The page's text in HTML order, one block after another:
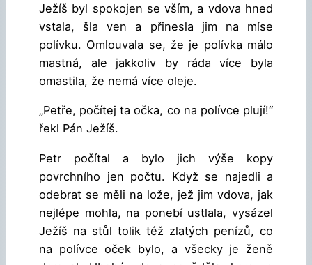
Ježíš byl spokojen se vším, a vdova hned
vstala, šla ven a přinesla jim na míse
polívku. Omlouvala se, že je polívka málo
mastná, ale jakkoliv by ráda více byla
omastila, že nemá více oleje.
„Petře, počítej ta očka, co na polívce plují!“
řekl Pán Ježíš.
Petr počítal a bylo jich výše kopy
povrchního jen počtu. Když se najedli a
odebrat se měli na lože, jež jim vdova, jak
nejlépe mohla, na ponebí ustlala, vysázel
Ježíš na stůl tolik též zlatých penízů, co
na polívce oček bylo, a všecky je ženě